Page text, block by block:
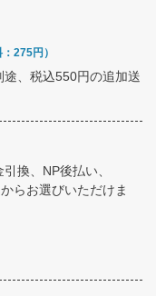
275円）
、税込550円の追加送
換、NP後払い、
らお選びいただけま